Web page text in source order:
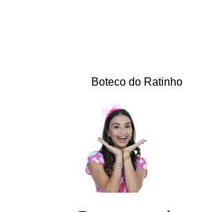
Boteco do Ratinho